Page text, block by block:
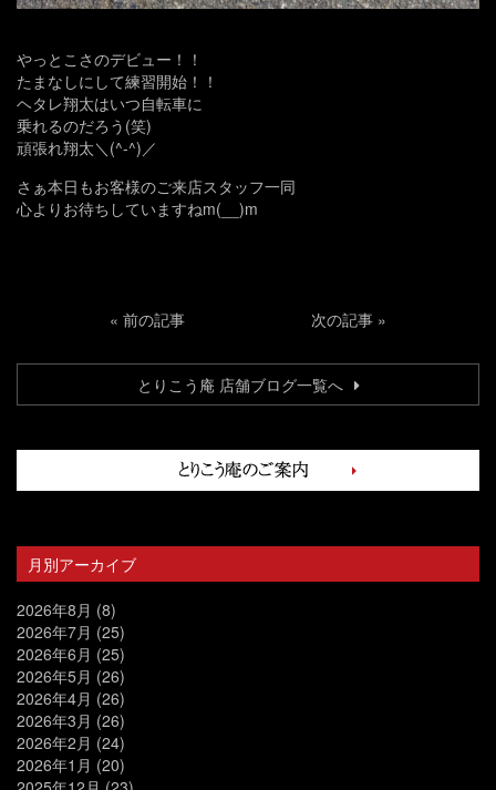
やっとこさのデビュー！！
たまなしにして練習開始！！
ヘタレ翔太はいつ自転車に
乗れるのだろう(笑)
頑張れ翔太＼(^-^)／
さぁ本日もお客様のご来店スタッフ一同
心よりお待ちしていますねm(__)m
« 前の記事 次の記事 »
とりこう庵 店舗ブログ一覧へ
月別アーカイブ
2026年8月 (8)
2026年7月 (25)
2026年6月 (25)
2026年5月 (26)
2026年4月 (26)
2026年3月 (26)
2026年2月 (24)
2026年1月 (20)